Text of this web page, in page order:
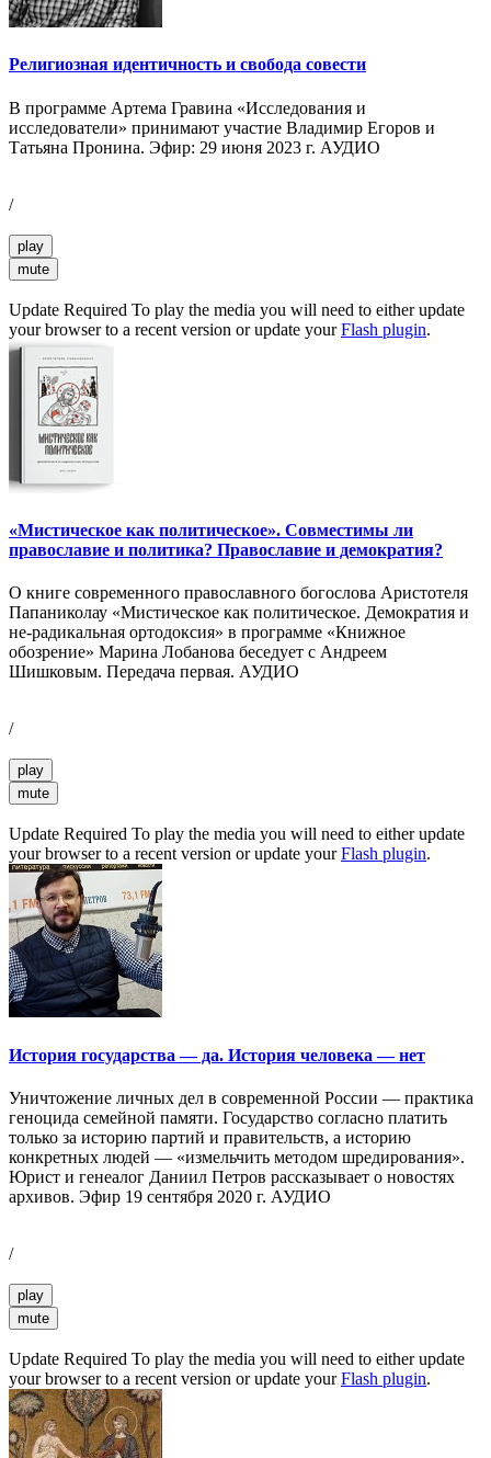
Религиозная идентичность и свобода совести
В программе Артема Гравина «Исследования и
исследователи» принимают участие Владимир Егоров и
Татьяна Пронина. Эфир: 29 июня 2023 г. АУДИО
/
play
mute
Update Required To play the media you will need to either update
your browser to a recent version or update yourFlash plugin.
«Мистическое как политическое». Совместимы ли
православие и политика? Православие и демократия?
О книге современного православного богослова Аристотеля
Папаниколау «Мистическое как политическое. Демократия и
не-радикальная ортодоксия» в программе «Книжное
обозрение» Марина Лобанова беседует с Андреем
Шишковым. Передача первая. АУДИО
/
play
mute
Update Required To play the media you will need to either update
your browser to a recent version or update yourFlash plugin.
История государства — да. История человека — нет
Уничтожение личных дел в современной России — практика
геноцида семейной памяти. Государство согласно платить
только за историю партий и правительств, а историю
конкретных людей — «измельчить методом шредирования».
Юрист и генеалог Даниил Петров рассказывает о новостях
архивов. Эфир 19 сентября 2020 г. АУДИО
/
play
mute
Update Required To play the media you will need to either update
your browser to a recent version or update yourFlash plugin.